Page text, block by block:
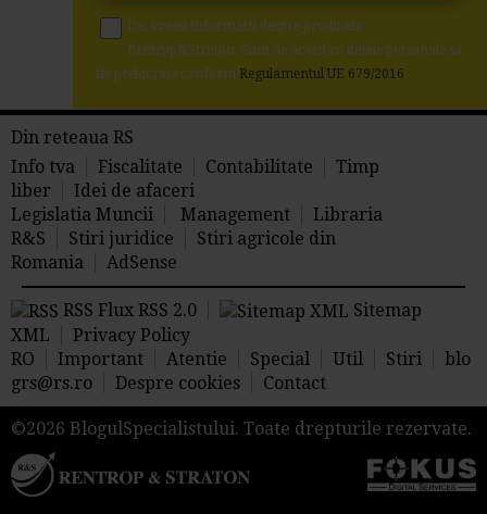
Da, vreau informatii despre produsele
Rentrop&Straton. Sunt de acord ca datele personale sa
fie prelucrate conform Regulamentul UE 679/2016
Din reteaua RS
Info tva
Fiscalitate Contabilitate
Timp
liber
Idei de afaceri
Legislatia Muncii
Management
Libraria
R&S
Stiri juridice
Stiri agricole din
Romania
AdSense
RSS Flux RSS 2.0
Sitemap
XML
Privacy Policy
RO
Important Atentie Special Util Stiri
blo
grs@rs.ro
Despre cookies Contact
©2026 BlogulSpecialistului. Toate drepturile rezervate.